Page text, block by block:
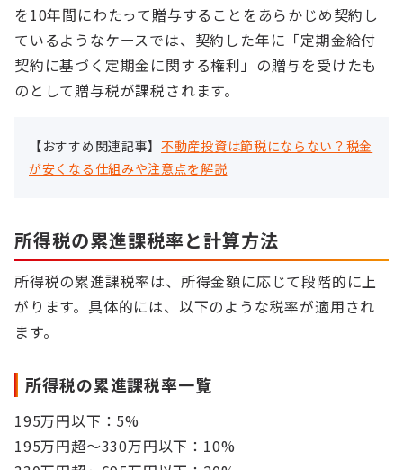
を10年間にわたって贈与することをあらかじめ契約し
ているようなケースでは、契約した年に「定期金給付
契約に基づく定期金に関する権利」の贈与を受けたも
のとして贈与税が課税されます。
【おすすめ関連記事】 不動産投資は節税にならない？税金
が安くなる仕組みや注意点を解説
所得税の累進課税率と計算方法
所得税の累進課税率は、所得金額に応じて段階的に上
がります。具体的には、以下のような税率が適用され
ます。
所得税の累進課税率一覧
195万円以下：5%
195万円超～330万円以下：10%